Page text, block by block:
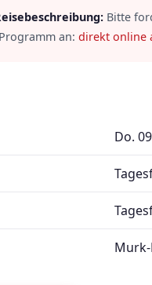
Bitte
an: direkt online
Do.